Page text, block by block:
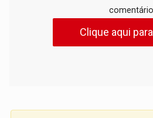
comentário
Clique aqui